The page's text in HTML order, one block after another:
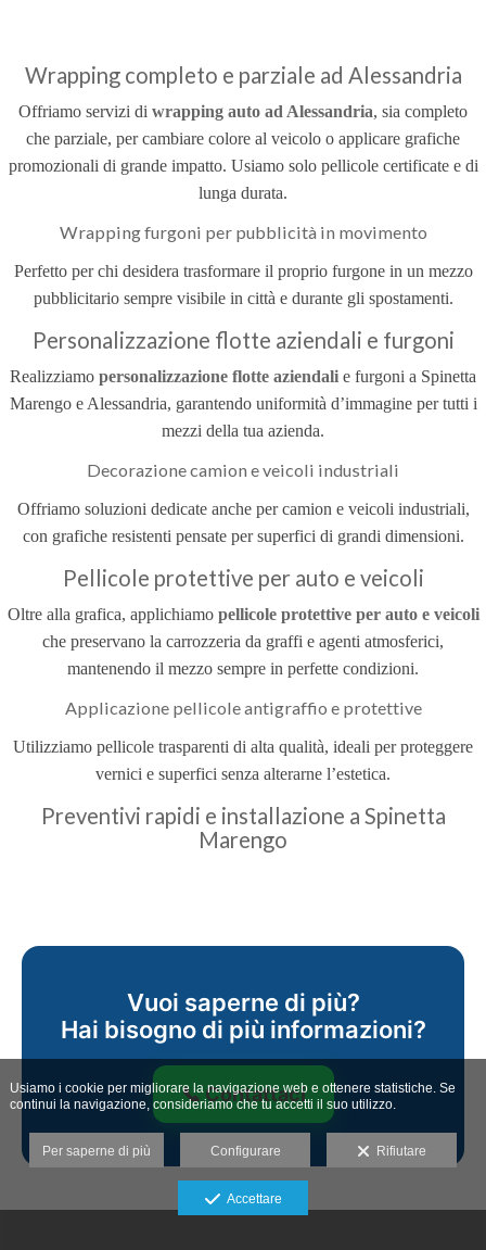
Wrapping completo e parziale ad Alessandria
Offriamo servizi di wrapping auto ad Alessandria, sia completo
che parziale, per cambiare colore al veicolo o applicare grafiche
promozionali di grande impatto. Usiamo solo pellicole certificate e di
lunga durata.
Wrapping furgoni per pubblicità in movimento
Perfetto per chi desidera trasformare il proprio furgone in un mezzo
pubblicitario sempre visibile in città e durante gli spostamenti.
Personalizzazione flotte aziendali e furgoni
Realizziamo personalizzazione flotte aziendali e furgoni a Spinetta
Marengo e Alessandria, garantendo uniformità d’immagine per tutti i
mezzi della tua azienda.
Decorazione camion e veicoli industriali
Offriamo soluzioni dedicate anche per camion e veicoli industriali,
con grafiche resistenti pensate per superfici di grandi dimensioni.
Pellicole protettive per auto e veicoli
Oltre alla grafica, applichiamo pellicole protettive per auto e veicoli
che preservano la carrozzeria da graffi e agenti atmosferici,
mantenendo il mezzo sempre in perfette condizioni.
Applicazione pellicole antigraffio e protettive
Utilizziamo pellicole trasparenti di alta qualità, ideali per proteggere
vernici e superfici senza alterarne l’estetica.
Preventivi rapidi e installazione a Spinetta
Marengo
Vuoi saperne di più?
Hai bisogno di più informazioni?
📞 Contattaci
Usiamo i cookie per migliorare la navigazione web e ottenere statistiche. Se
continui la navigazione, consideriamo che tu accetti il suo utilizzo.
Per saperne di più Configurare Rifiutare
Accettare